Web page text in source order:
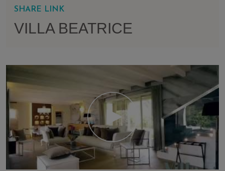
SHARE LINK
VILLA BEATRICE